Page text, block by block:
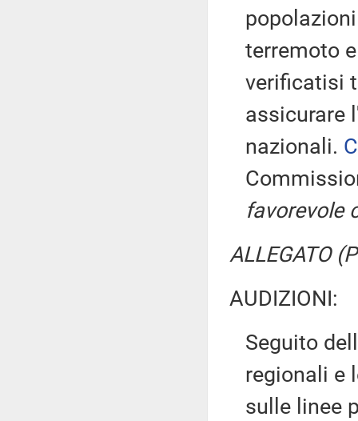
terremoto
verificatisi
assicurare
nazionali.
favorevole
ALLEGATO
AUDIZIONI:
Seguito
regionali e
sulle linee